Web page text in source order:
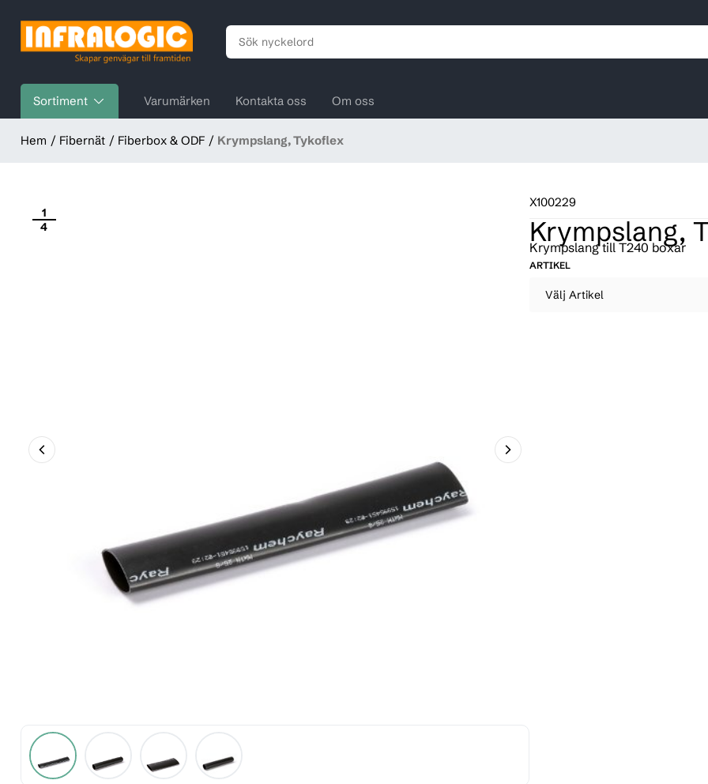
Sortiment Varumärken Kontakta oss Om oss
Hem Fibernät Fiberbox & ODF Krympslang, Tykoflex
1
4
X100229
Krympslang,
Krympslang till T240 boxar
ARTIKEL